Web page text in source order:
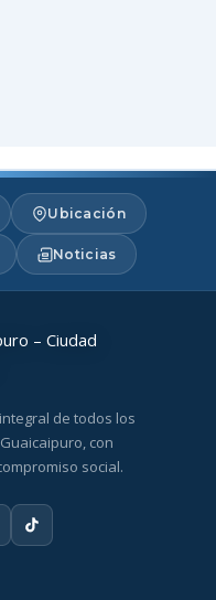
Ubicación
Noticias
de todos los
con
social.